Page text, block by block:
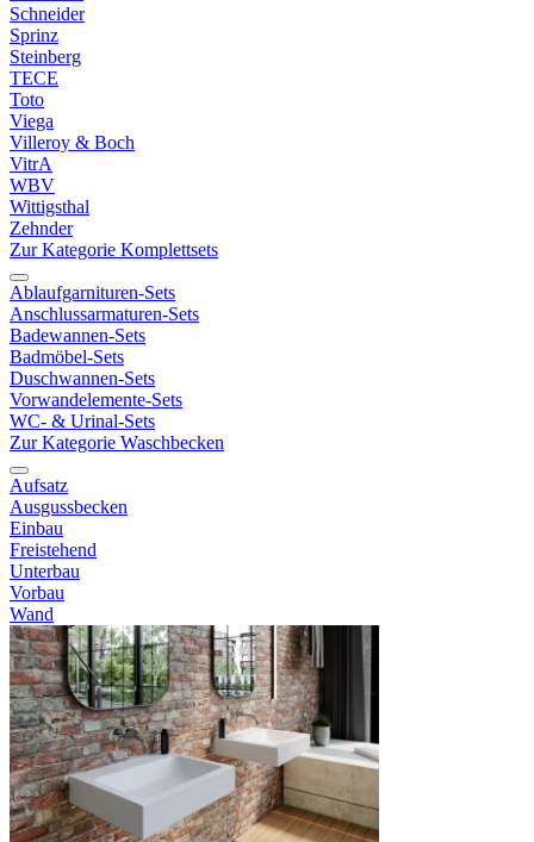
Schneider
Sprinz
Steinberg
TECE
Toto
Viega
Villeroy & Boch
VitrA
WBV
Wittigsthal
Zehnder
Zur Kategorie Komplettsets
Ablaufgarnituren-Sets
Anschlussarmaturen-Sets
Badewannen-Sets
Badmöbel-Sets
Duschwannen-Sets
Vorwandelemente-Sets
WC- & Urinal-Sets
Zur Kategorie Waschbecken
Aufsatz
Ausgussbecken
Einbau
Freistehend
Unterbau
Vorbau
Wand